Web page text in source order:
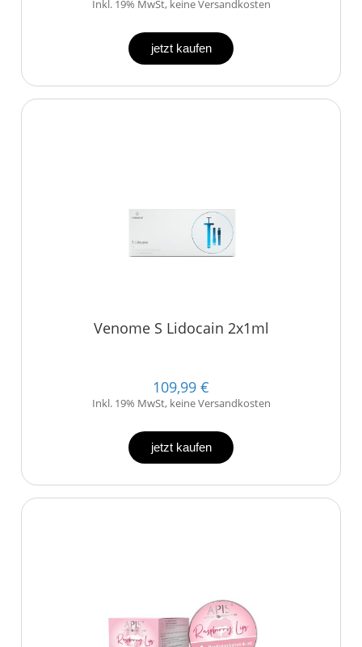
Inkl. 19% MwSt, keine Versandkosten
jetzt kaufen
Venome S Lidocain 2x1ml
109,99 €
Inkl. 19% MwSt, keine Versandkosten
jetzt kaufen